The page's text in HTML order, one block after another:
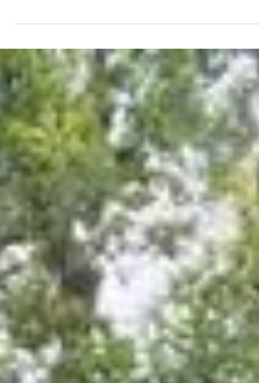
8日（日） 9：00～15：00 場所：えぷろんは
定しているイベントスケジュールは以下の通りで
す。...